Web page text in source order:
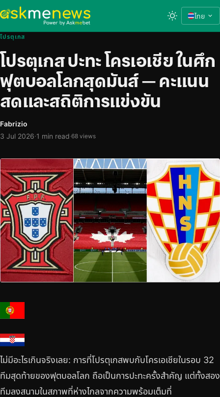
ไทย
โปรตุเกส
โปรตุเกส ปะทะ โครเอเชีย ในศึก
ฟุตบอลโลกสุดมันส์ — คะแนน
สดและสถิติการแข่งขัน
Fabrizio
3 Jul 2026·1 min read·68 views
ไม่มีอะไรเกินจริงเลย: การที่โปรตุเกสพบกับโครเอเชียในรอบ 32
ทีมสุดท้ายของฟุตบอลโลก ถือเป็นการปะทะครั้งสำคัญ แต่ทั้งสอง
ทีมลงสนามในสภาพที่ห่างไกลจากความพร้อมเต็มที่